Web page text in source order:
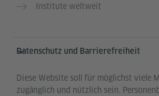
Institute weltweit
Datenschutz und Barrierefreiheit
Diese Website soll für möglichst viele
zugänglich und nützlich sein.